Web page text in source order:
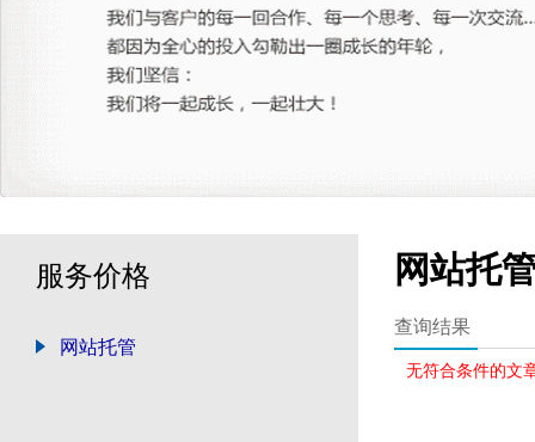
服务价格
网站托管
网站托
查询结果
无符合条件的文